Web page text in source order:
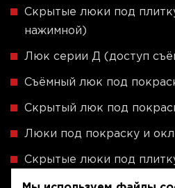
Скрытые люки под
нажимной)
Люк серии Д (доступ
Съёмный люк под
Скрытый люк под
Люки под покраску и
Скрытые люки под